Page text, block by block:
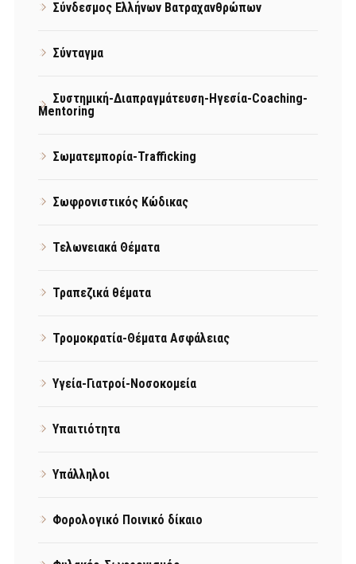
Σύνδεσμος Ελλήνων Βατραχανθρώπων
Σύνταγμα
Συστημική-Διαπραγμάτευση-Ηγεσία-Coaching-
Mentoring
Σωματεμπορία-Trafficking
Σωφρονιστικός Κώδικας
Τελωνειακά Θέματα
Τραπεζικά θέματα
Τρομοκρατία-Θέματα Ασφάλειας
Υγεία-Γιατροί-Νοσοκομεία
Υπαιτιότητα
Υπάλληλοι
Φορολογικό Ποινικό δίκαιο